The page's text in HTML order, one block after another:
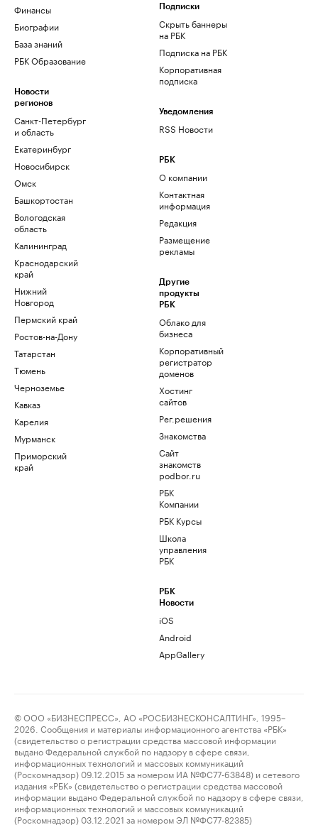
Финансы
Биографии
База знаний
РБК Образование
Новости
регионов
Санкт-Петербург
и область
Екатеринбург
Новосибирск
Омск
Башкортостан
Вологодская
область
Калининград
Краснодарский
край
Нижний
Новгород
Пермский край
Ростов-на-Дону
Татарстан
Тюмень
Черноземье
Кавказ
Карелия
Мурманск
Приморский
край
Подписки
Скрыть баннеры
на РБК
Подписка на РБК
Корпоративная
подписка
Уведомления
RSS Новости
РБК
О компании
Контактная
информация
Редакция
Размещение
рекламы
Другие
продукты
РБК
Облако для
бизнеса
Корпоративный
регистратор
доменов
Хостинг
сайтов
Рег.решения
Знакомства
Сайт
знакомств
podbor.ru
РБК
Компании
РБК Курсы
Школа
управления
РБК
РБК
Новости
iOS
Android
AppGallery
© ООО «БИЗНЕСПРЕСС», АО «РОСБИЗНЕСКОНСАЛТИНГ», 1995–
2026. Сообщения и материалы информационного агентства «РБК»
(свидетельство о регистрации средства массовой информации
выдано Федеральной службой по надзору в сфере связи,
информационных технологий и массовых коммуникаций
(Роскомнадзор) 09.12.2015 за номером ИА №ФС77-63848) и сетевого
издания «РБК» (свидетельство о регистрации средства массовой
информации выдано Федеральной службой по надзору в сфере связи,
информационных технологий и массовых коммуникаций
(Роскомнадзор) 03.12.2021 за номером ЭЛ №ФС77-82385)